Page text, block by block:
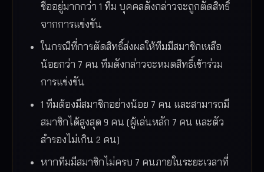
ชื่ออยู่มากกว่า 1 ทีม บุคคลดังกล่าวจะถูกตัดสิทธิ์
จากการแข่งขัน
ในกรณีที่การตัดสิทธิ์ส่งผลให้ทีมมีสมาชิกเหลือ
น้อยกว่า 7 คน ทีมดังกล่าวจะหมดสิทธิ์เข้าร่วม
การแข่งขัน
1 ทีมต้องมีสมาชิกอย่างน้อย 7 คน และสามารถมี
สมาชิกได้สูงสุด 9 คน (ผู้เล่นหลัก 7 คน และตัว
สำรองไม่เกิน 2 คน)
หากทีมมีสมาชิกไม่ครบ 7 คนภายในระยะเวลาที่